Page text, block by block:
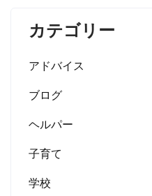
カテゴリー
アドバイス
ブログ
ヘルパー
子育て
学校